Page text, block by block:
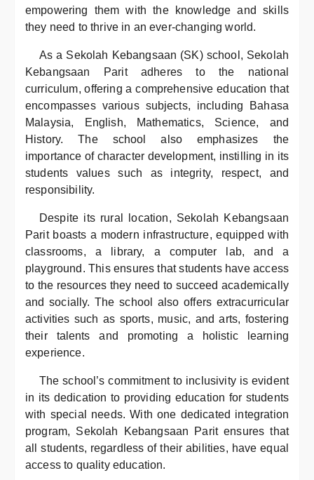
empowering them with the knowledge and skills
they need to thrive in an ever-changing world.
As a Sekolah Kebangsaan (SK) school, Sekolah
Kebangsaan Parit adheres to the national
curriculum, offering a comprehensive education that
encompasses various subjects, including Bahasa
Malaysia, English, Mathematics, Science, and
History. The school also emphasizes the
importance of character development, instilling in its
students values such as integrity, respect, and
responsibility.
Despite its rural location, Sekolah Kebangsaan
Parit boasts a modern infrastructure, equipped with
classrooms, a library, a computer lab, and a
playground. This ensures that students have access
to the resources they need to succeed academically
and socially. The school also offers extracurricular
activities such as sports, music, and arts, fostering
their talents and promoting a holistic learning
experience.
The school’s commitment to inclusivity is evident
in its dedication to providing education for students
with special needs. With one dedicated integration
program, Sekolah Kebangsaan Parit ensures that
all students, regardless of their abilities, have equal
access to quality education.